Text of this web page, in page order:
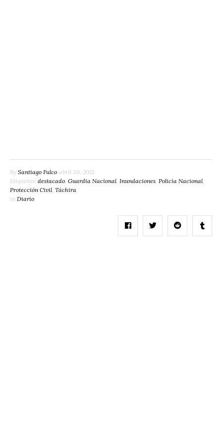
By Santiago Fulco abril 30, 2021
Etiquetas: destacado Guardia Nacional, Inundaciones Policía Nacional,
Protección Civil, Táchira
in Diario